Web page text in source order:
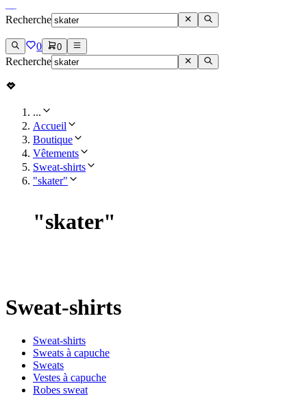
Recherche
0 0
Recherche
...
Accueil
Boutique
Vêtements
Sweat-shirts
"skater"
"skater"
Sweat-shirts
Sweat-shirts
Sweats à capuche
Sweats
Vestes à capuche
Robes sweat